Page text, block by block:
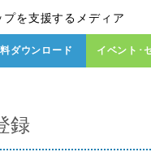
を支援するメディア
ダウンロード イベント･
録